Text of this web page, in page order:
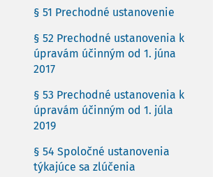
§ 51 Prechodné ustanovenie
§ 52 Prechodné ustanovenia k
úpravám účinným od 1. júna
2017
§ 53 Prechodné ustanovenia k
úpravám účinným od 1. júla
2019
§ 54 Spoločné ustanovenia
týkajúce sa zlúčenia